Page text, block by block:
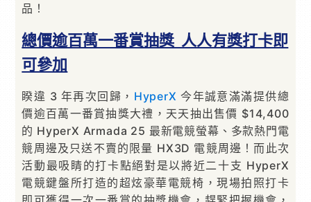
品！
總價逾百萬一番賞抽獎 人人有獎打卡即
可參加
睽違 3 年再次回歸， HyperX 今年誠意滿滿提供總
價逾百萬一番賞抽獎大禮，天天抽出售價 $14,400
的 HyperX Armada 25 最新電競螢幕、多款熱門電
競周邊及只送不賣的限量 HX3D 電競周邊！而此次
活動最吸睛的打卡點絕對是以將近二十支 HyperX
電競鍵盤所打造的超炫豪華電競椅，現場拍照打卡